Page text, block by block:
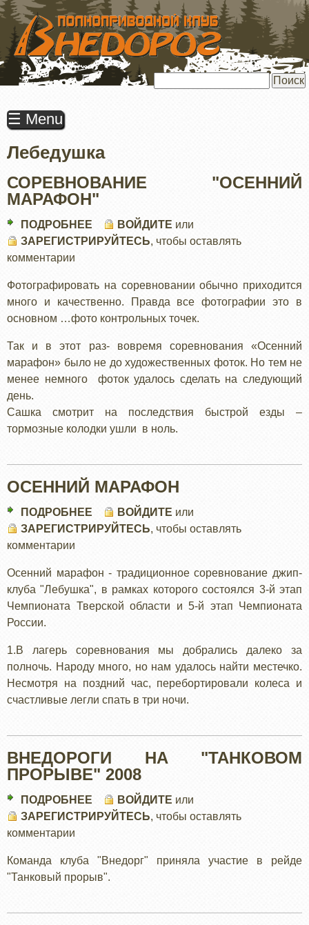
ПЕРЕЙТИ
ОСНОВНОМУ
СОДЕРЖАНИЮ
☰ Menu
Лебедушка
СОРЕВНОВАНИЕ "ОСЕННИЙ
МАРАФОН"
ПОДРОБНЕЕ
СОРЕВНОВАНИЕ
ВОЙДИТЕ или
ЗАРЕГИСТРИРУЙТЕСЬ, чтобы оставлять
комментарии
Фотографировать на соревновании обычно приходится
много и качественно. Правда все фотографии это в
основном …фото контрольных точек.
Так и в этот раз- вовремя соревнования «Осенний
марафон» было не до художественных фоток. Но тем не
менее немного фоток удалось сделать на следующий
день.
Сашка смотрит на последствия быстрой езды –
тормозные колодки ушли в ноль.
ОСЕННИЙ МАРАФОН
ПОДРОБНЕЕ
ОСЕННИЙ
ВОЙДИТЕ или
ЗАРЕГИСТРИРУЙТЕСЬ, чтобы оставлять
комментарии
Осенний марафон - традиционное соревнование джип-
клуба "Лебушка", в рамках которого состоялся 3-й этап
Чемпионата Тверской области и 5-й этап Чемпионата
России.
1.В лагерь соревнования мы добрались далеко за
полночь. Народу много, но нам удалось найти местечко.
Несмотря на поздний час, перебортировали колеса и
счастливые легли спать в три ночи.
ВНЕДОРОГИ НА "ТАНКОВОМ
ПРОРЫВЕ" 2008
ПОДРОБНЕЕ
ВНЕДОРОГИ
ПРОРЫВЕ"
2008
ВОЙДИТЕ или
ЗАРЕГИСТРИРУЙТЕСЬ, чтобы оставлять
комментарии
Команда клуба "Внедорг" приняла участие в рейде
"Танковый прорыв".